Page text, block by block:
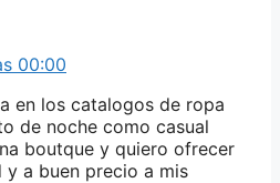
00:00
en los catalogos de ropa
de noche como casual
boutque y quiero ofrecer
y a buen precio a mis